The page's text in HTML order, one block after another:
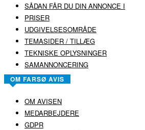
SÅDAN FÅR DU DIN ANNONCE I
PRISER
UDGIVELSESOMRÅDE
TEMASIDER / TILLÆG
TEKNISKE OPLYSNINGER
SAMANNONCERING
OM FARSØ AVIS
OM AVISEN
MEDARBEJDERE
GDPR